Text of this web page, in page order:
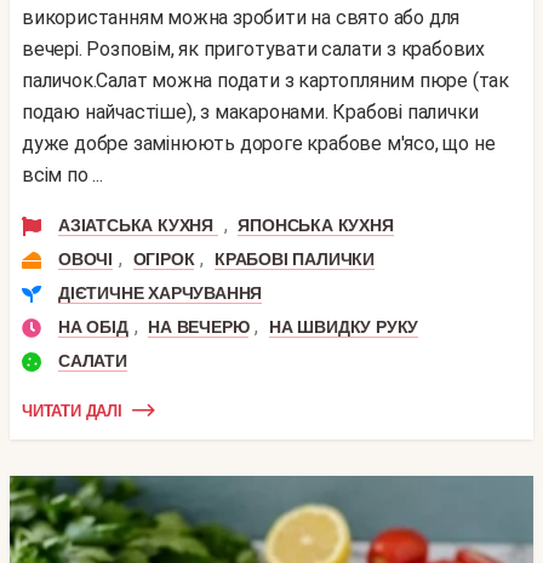
використанням можна зробити на свято або для
вечері. Розповім, як приготувати салати з крабових
паличок.Салат можна подати з картопляним пюре (так
подаю найчастіше), з макаронами. Крабові палички
дуже добре замінюють дороге крабове м'ясо, що не
всім по ...
АЗІАТСЬКА КУХНЯ , ЯПОНСЬКА КУХНЯ
ОВОЧІ , ОГІРОК ,
КРАБОВІ ПАЛИЧКИ
ДІЄТИЧНЕ ХАРЧУВАННЯ
НА ОБІД , НА ВЕЧЕРЮ ,
НА ШВИДКУ РУКУ
САЛАТИ
ЧИТАТИ ДАЛІ